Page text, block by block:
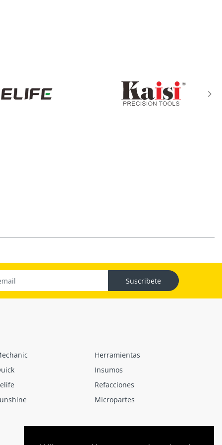
Suscribete
Herramientas
Insumos
Refacciones
Micropartes